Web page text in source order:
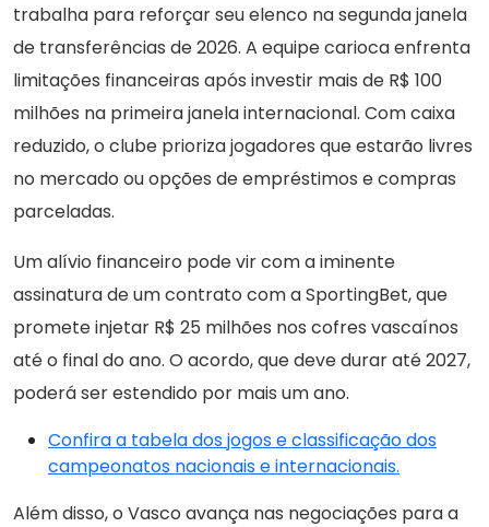
trabalha para reforçar seu elenco na segunda janela
de transferências de 2026. A equipe carioca enfrenta
limitações financeiras após investir mais de R$ 100
milhões na primeira janela internacional. Com caixa
reduzido, o clube prioriza jogadores que estarão livres
no mercado ou opções de empréstimos e compras
parceladas.
Um alívio financeiro pode vir com a iminente
assinatura de um contrato com a SportingBet, que
promete injetar R$ 25 milhões nos cofres vascaínos
até o final do ano. O acordo, que deve durar até 2027,
poderá ser estendido por mais um ano.
Confira a tabela dos jogos e classificação dos
campeonatos nacionais e internacionais.
Além disso, o Vasco avança nas negociações para a